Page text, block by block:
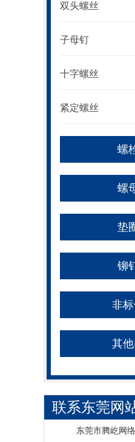
双头螺丝
子母钉
十字螺丝
紧定螺丝
螺
螺
垫
铆
非
其
联系东莞网
SEO_东莞网
东莞市腾屹网